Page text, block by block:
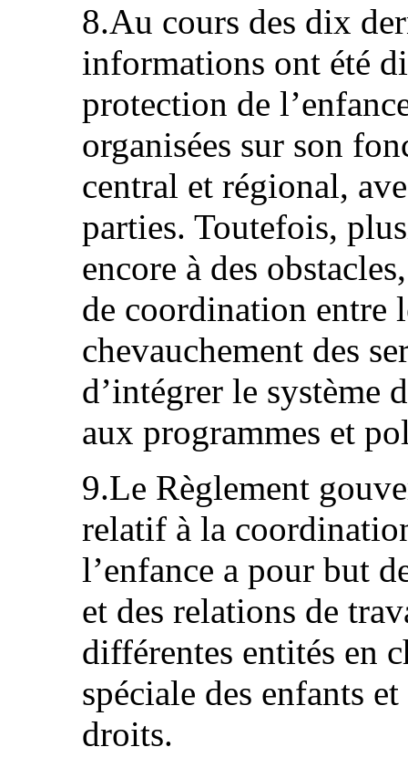
8.Au cours des dix
informations ont été
protection de
organisées sur son
central et régional,
parties. Toutefois,
encore à des
de coordination entre
chevauchement des
d’intégrer le système
aux programmes et
9.Le Règlement
relatif à la
l’enfance a pour but
et des relations de
différentes entités en
spéciale des enfants
droits.